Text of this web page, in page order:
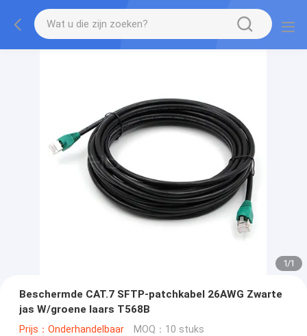
1/1
Beschermde CAT.7 SFTP-patchkabel 26AWG Zwarte
jas W/groene laars T568B
Prijs：Onderhandelbaar MOQ：10 stuks